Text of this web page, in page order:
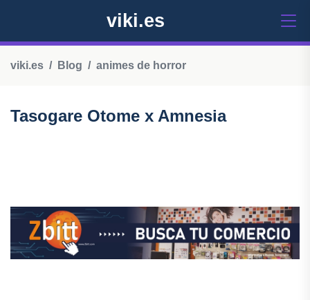
viki.es
viki.es Blog animes de horror
Tasogare Otome x Amnesia